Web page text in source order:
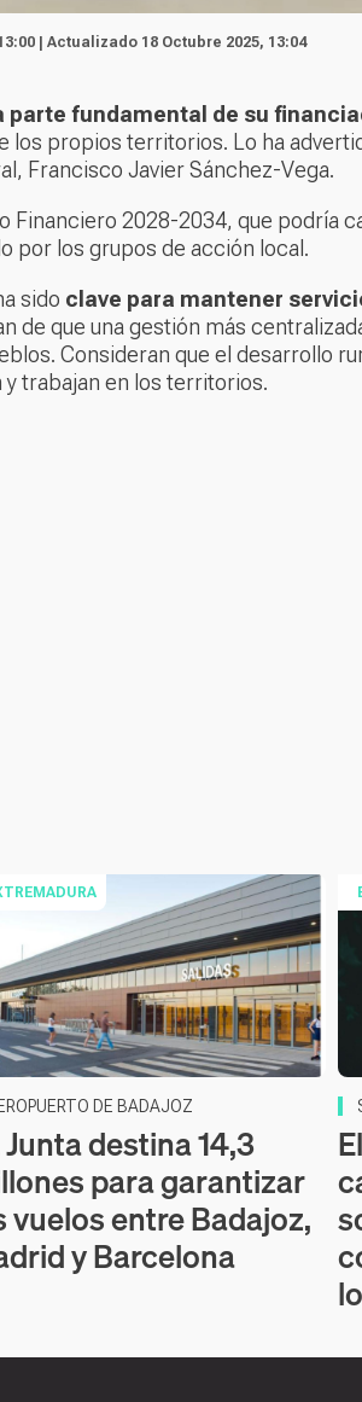
| Actualizado 18 Octubre 2025, 13:04
parte fundamental de su
los propios territorios. Lo ha
Francisco Javier Sánchez-Vega.
Financiero 2028-2034, que podría
por los grupos de acción local.
sido clave para mantener
de que una gestión más
Consideran que el desarrollo
trabajan en los territorios.
DE BADAJOZ
destina 14,3
para garantizar
vuelos entre Badajoz,
y Barcelona